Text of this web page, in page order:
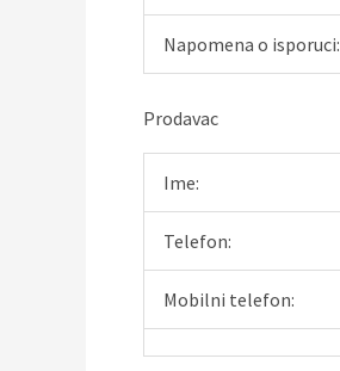
Napomena o isporuci:
Prodavac
Ime:
Telefon:
Mobilni telefon: